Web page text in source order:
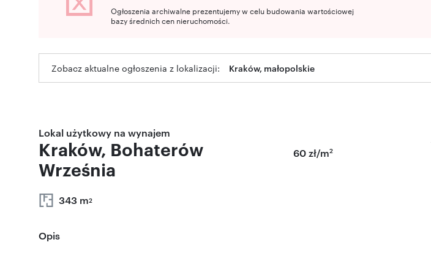
Ogłoszenia archiwalne prezentujemy w celu budowania wartościowej
bazy średnich cen nieruchomości.
Zobacz aktualne ogłoszenia z lokalizacji: Kraków, małopolskie
Lokal użytkowy na wynajem
Kraków, Bohaterów
Września
343 m2
60 zł/m2
Opis